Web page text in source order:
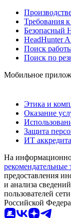
Требования
Безопасный
HeadHunter
Поиск
Поиск по
Мобильное
Этика и
Оказание
Защита
ИТ
На
рекомендательные
предоставления
и анализа
пользователей
Российской